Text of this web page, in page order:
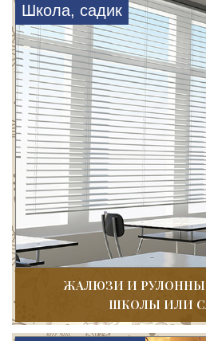
Школа, садик
ЖАЛЮЗИ И
ШКОЛЫ ИЛИ